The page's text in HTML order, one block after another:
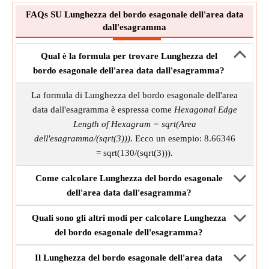
FAQs SU Lunghezza del bordo esagonale dell'area data
dall'esagramma
Qual è la formula per trovare Lunghezza del
bordo esagonale dell'area data dall'esagramma?
La formula di Lunghezza del bordo esagonale dell'area
data dall'esagramma è espressa come Hexagonal Edge
Length of Hexagram = sqrt(Area
dell'esagramma/(sqrt(3))). Ecco un esempio: 8.66346
= sqrt(130/(sqrt(3))).
Come calcolare Lunghezza del bordo esagonale
dell'area data dall'esagramma?
Quali sono gli altri modi per calcolare Lunghezza
del bordo esagonale dell'esagramma?
Il Lunghezza del bordo esagonale dell'area data